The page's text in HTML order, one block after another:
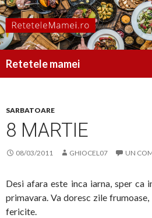
Retetele mamei
SARBATOARE
8 MARTIE
08/03/2011 GHIOCEL07 UN
Desi afara este inca iarna, sper ca
primavara. Va doresc zile
fericite.